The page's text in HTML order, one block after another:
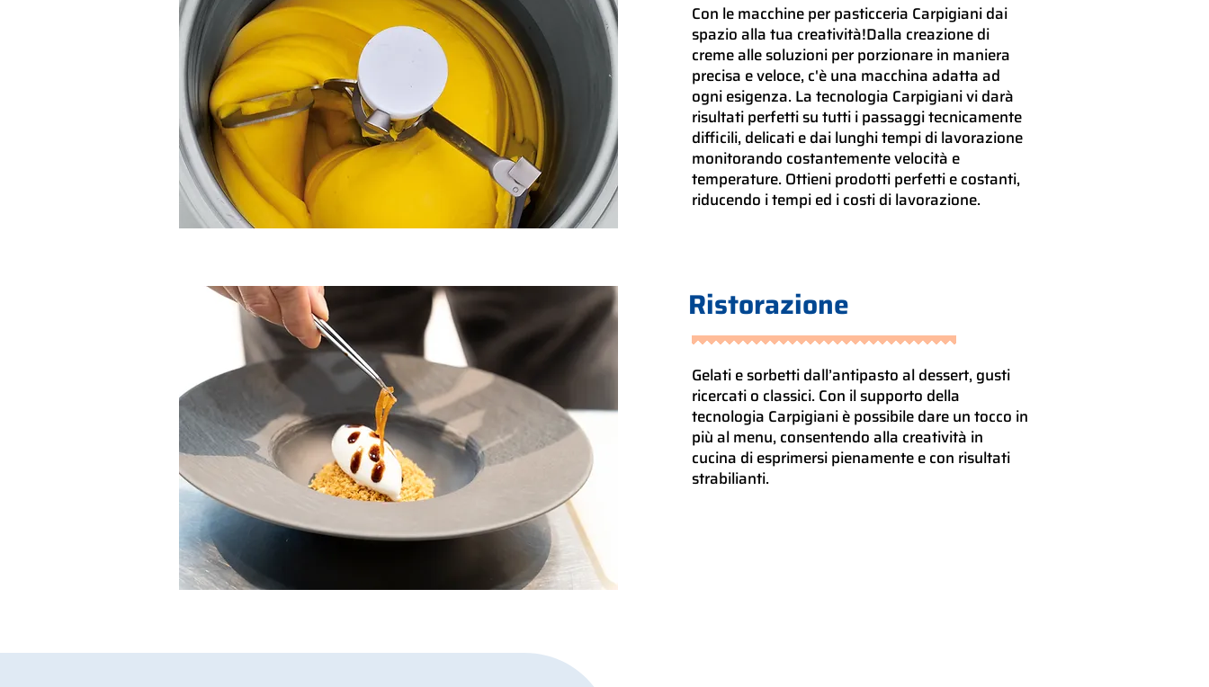
Con le macchine per pasticceria Carpigiani dai
spazio alla tua creatività!Dalla creazione di
creme alle soluzioni per porzionare in maniera
precisa e veloce, c'è una macchina adatta ad
ogni esigenza. La tecnologia Carpigiani vi darà
risultati perfetti su tutti i passaggi tecnicamente
difficili, delicati e dai lunghi tempi di lavorazione
monitorando costantemente velocità e
temperature. Ottieni prodotti perfetti e costanti,
riducendo i tempi ed i costi di lavorazione.
Ristorazione
Gelati e sorbetti dall’antipasto al dessert, gusti
ricercati o classici. Con il supporto della
tecnologia Carpigiani è possibile dare un tocco in
più al menu, consentendo alla creatività in
cucina di esprimersi pienamente e con risultati
strabilianti.